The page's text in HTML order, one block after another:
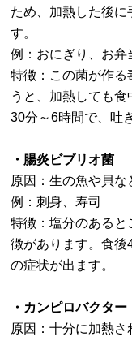
ため、加熱した後に
す。
例：おにぎり、お弁
特徴：この菌が作る
うと、加熱しても
30分～6時間で、吐
・腸炎ビブリオ菌
原因：生の魚や貝な
例：刺身、寿司
特徴：塩分のある
徴があります。食
の症状が出ます。
・カンピロバクター
原因：十分に加熱さ